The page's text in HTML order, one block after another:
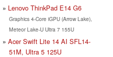
Lenovo ThinkPad E14 G6
Graphics 4-Core iGPU (Arrow Lake),
Meteor Lake-U Ultra 7 155U
Acer Swift Lite 14 AI SFL14-
51M, Ultra 5 125U